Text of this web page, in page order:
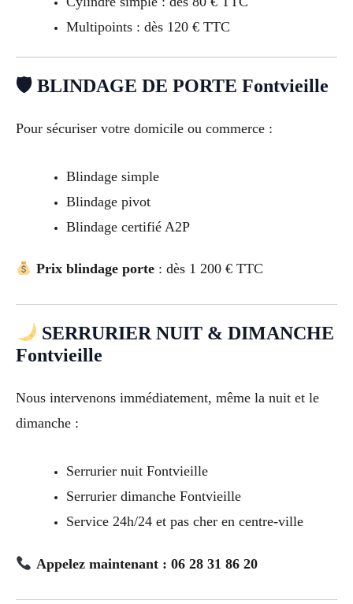
Multipoints : dès 120 € TTC
🛡 BLINDAGE DE PORTE Fontvieille
Pour sécuriser votre domicile ou commerce :
Blindage simple
Blindage pivot
Blindage certifié A2P
Prix blindage porte: dès 1 200 € TTC
SERRURIER NUIT & DIMANCHE
Fontvieille
Nous intervenons immédiatement, même la nuit et le
dimanche :
Serrurier nuit Fontvieille
Serrurier dimanche Fontvieille
Service 24h/24 et pas cher en centre-ville
Appelez maintenant : 06 28 31 86 20